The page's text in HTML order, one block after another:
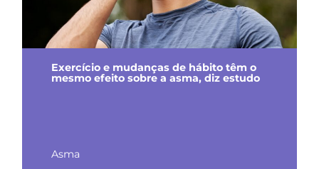
Exercício e mudanças de hábito têm o
mesmo efeito sobre a asma, diz estudo
Asma